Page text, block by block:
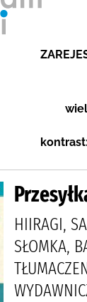
kontrast:
HIIRAGI,
SŁOMKA,